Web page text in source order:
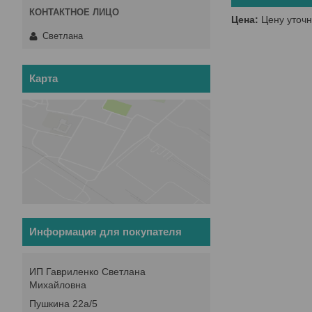
Цена: Цену
Светлана
Карта
Информация для покупателя
ИП Гавриленко Светлана
Михайловна
Пушкина 22а/5